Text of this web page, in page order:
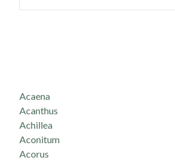
Acaena
Acanthus
Achillea
Aconitum
Acorus